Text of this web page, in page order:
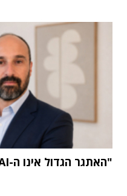
"האתגר הגדול אינו ה-AI אלא הטמעתה בארגון"